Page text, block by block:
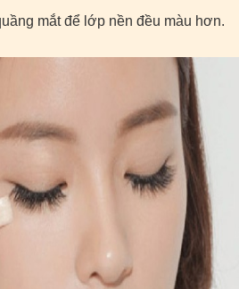
mắt để lớp nền đều màu hơn.